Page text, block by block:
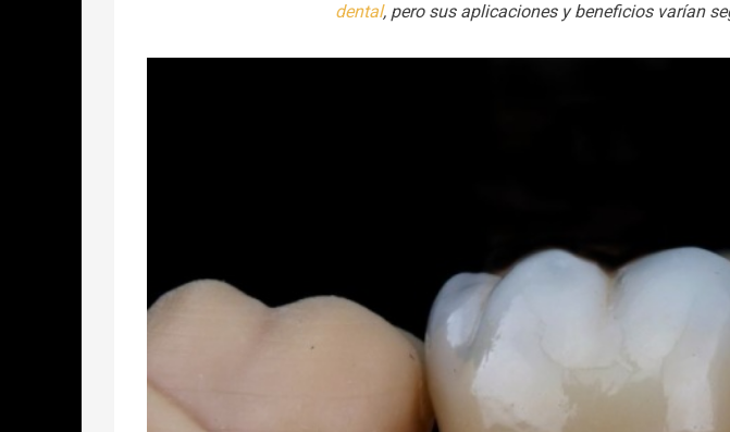
dental, pero sus aplicaciones y beneficios varían